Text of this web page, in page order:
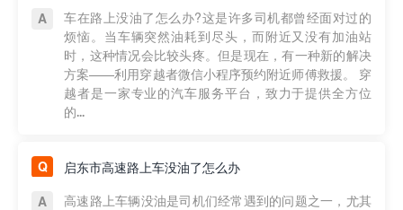
车在路上没油了怎么办?这是许多司机都曾经面对过的
烦恼。当车辆突然油耗到尽头，而附近又没有加油站
时，这种情况会比较头疼。但是现在，有一种新的解决
方案——利用穿越者微信小程序预约附近师傅救援。 穿
越者是一家专业的汽车服务平台，致力于提供全方位
的...
启东市高速路上车没油了怎么办
高速路上车辆没油是司机们经常遇到的问题之一，尤其